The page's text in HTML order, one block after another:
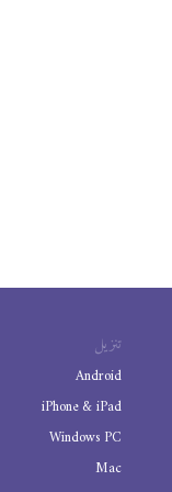
تنزيل
Android
iPhone & iPad
Windows PC
Mac